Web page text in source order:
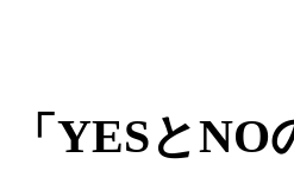
「YESとNO